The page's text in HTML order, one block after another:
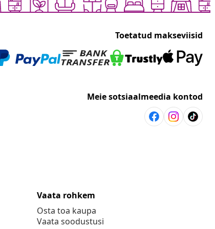
Toetatud makseviisid
Meie sotsiaalmeedia kontod
Vaata rohkem
Osta toa kaupa
Vaata soodustusi